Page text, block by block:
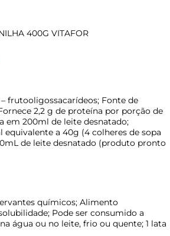
400G VITAFOR
frutooligossacarídeos; Fonte de
2,2 g de proteína por porção de
em 200ml de leite desnatado;
a 40g (4 colheres de sopa
de leite desnatado (produto pronto
químicos; Alimento
Pode ser consumido a
água ou no leite, frio ou quente; 1 lata